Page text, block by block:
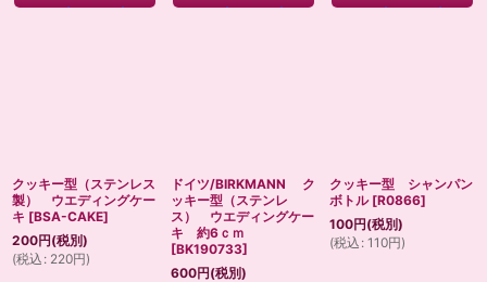
クッキー型（ステンレス
製） ウエディングケー
キ [BSA-CAKE]
200円(税別)
(税込 : 220円)
ドイツ/BIRKMANN ク
ッキー型（ステンレ
ス） ウエディングケー
キ 約6ｃｍ
[BK190733]
600円(税別)
クッキー型 シャンパン
ボトル [R0866]
100円(税別)
(税込 : 110円)